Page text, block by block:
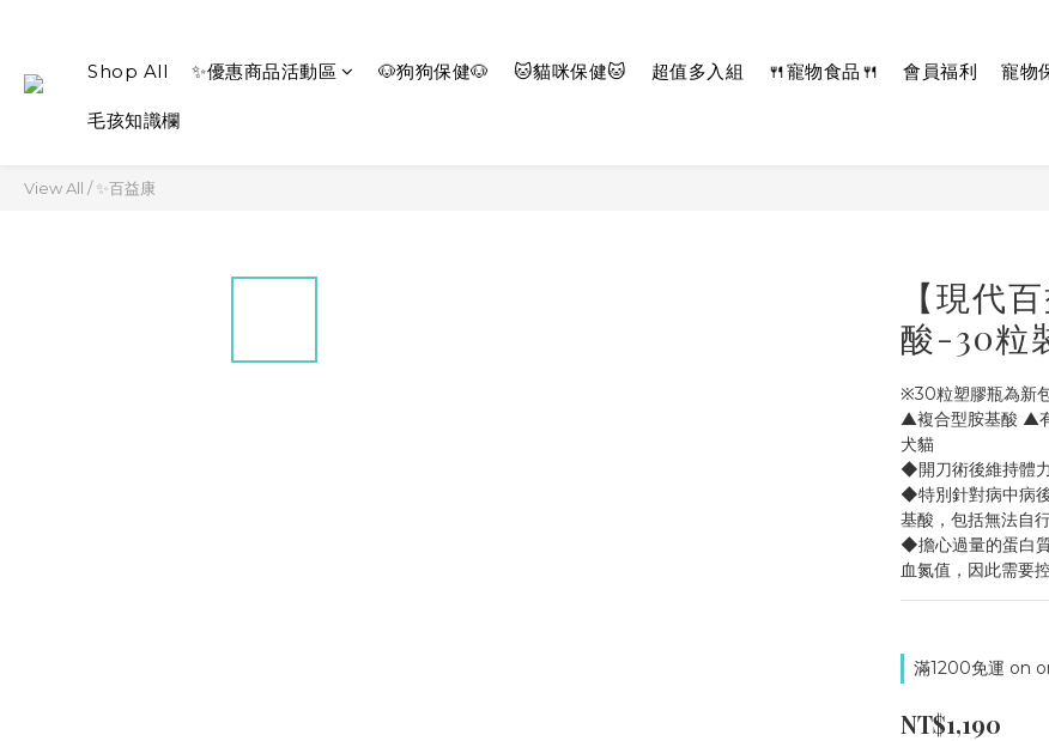
Shop All ✨優惠商品活動區 🐶狗狗保健🐶 🐱貓咪保健🐱 超值多入組 🍴寵物食品🍴 會員福利 寵物
毛孩知識欄
View All /✨百益康
【現代
酸-30粒
※30粒塑膠瓶為新
▲複合型胺基酸 ▲
犬貓
◆開刀術後維持體
◆特別針對病中病
基酸，包括無法自
◆擔心過量的蛋白
血氮值，因此需要
滿1200免運 on
NT$1,190